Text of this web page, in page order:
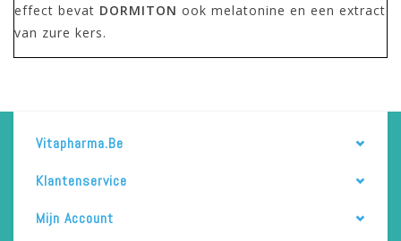
effect bevat DORMITON ook melatonine en een extract
van zure kers.
Vitapharma.be
Klantenservice
Mijn Account